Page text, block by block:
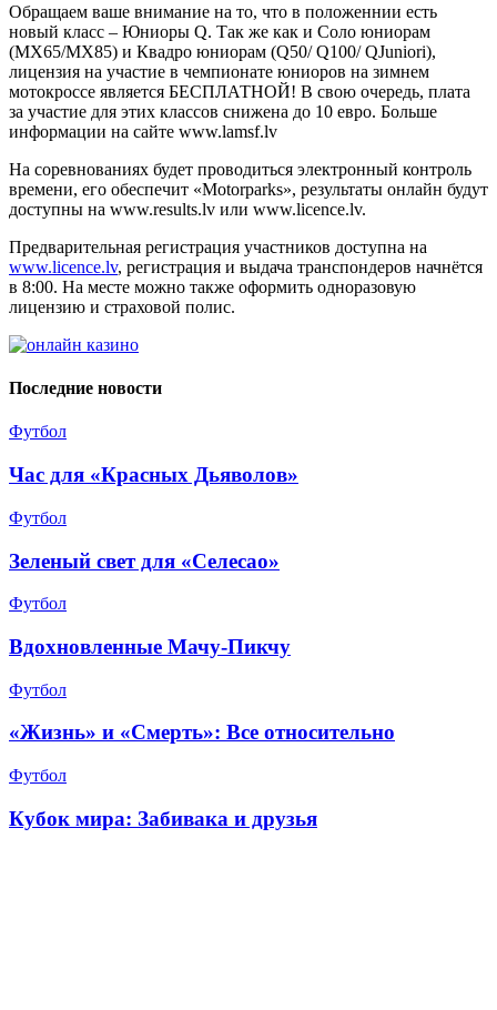
Обращаем ваше внимание на то, что в положеннии есть
новый класс – Юниоры Q. Так же как и Соло юниорам
(MX65/MX85) и Квадро юниорам (Q50/ Q100/ QJuniori),
лицензия на участие в чемпионате юниоров на зимнем
мотокроссе является БЕСПЛАТНОЙ! В свою очередь, плата
за участие для этих классов снижена до 10 евро. Больше
информации на сайте www.lamsf.lv
На соревнованиях будет проводиться электронный контроль
времени, его обеспечит «Motorparks», результаты онлайн будут
доступны на www.results.lv или www.licence.lv.
Предварительная регистрация участников доступна на
www.licence.lv, регистрация и выдача транспондеров начнётся
в 8:00. На месте можно также оформить одноразовую
лицензию и страховой полис.
Последние новости
Футбол
Час для «Красных Дьяволов»
Футбол
Зеленый свет для «Селесао»
Футбол
Вдохновленные Мачу-Пикчу
Футбол
«Жизнь» и «Смерть»: Все относительно
Футбол
Кубок мира: Забивака и друзья